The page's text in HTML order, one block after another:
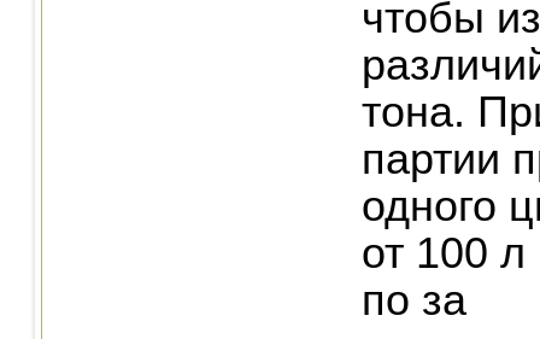
чтобы
тона.
партии
одного
от 100 л
по за